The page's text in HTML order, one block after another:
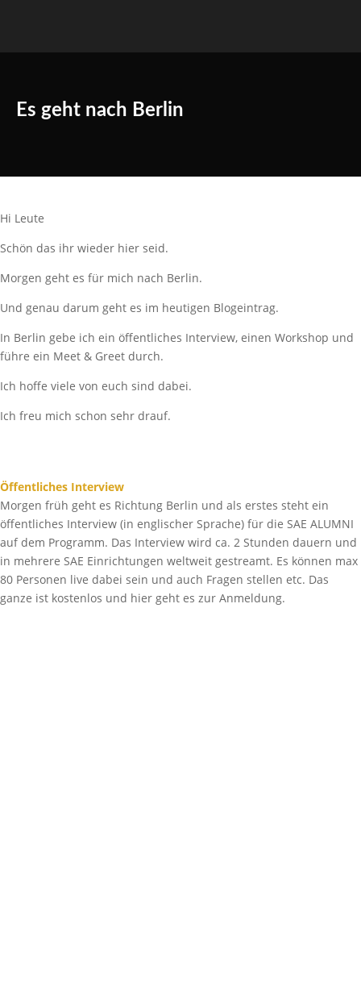
Es geht nach Berlin
Hi Leute
Schön das ihr wieder hier seid.
Morgen geht es für mich nach Berlin.
Und genau darum geht es im heutigen Blogeintrag.
In Berlin gebe ich ein öffentliches Interview, einen Workshop und
führe ein Meet & Greet durch.
Ich hoffe viele von euch sind dabei.
Ich freu mich schon sehr drauf.
Öffentliches Interview
Morgen früh geht es Richtung Berlin und als erstes steht ein
öffentliches Interview (in englischer Sprache) für die SAE ALUMNI
auf dem Programm. Das Interview wird ca. 2 Stunden dauern und
in mehrere SAE Einrichtungen weltweit gestreamt. Es können max
80 Personen live dabei sein und auch Fragen stellen etc. Das
ganze ist kostenlos und hier geht es zur Anmeldung.